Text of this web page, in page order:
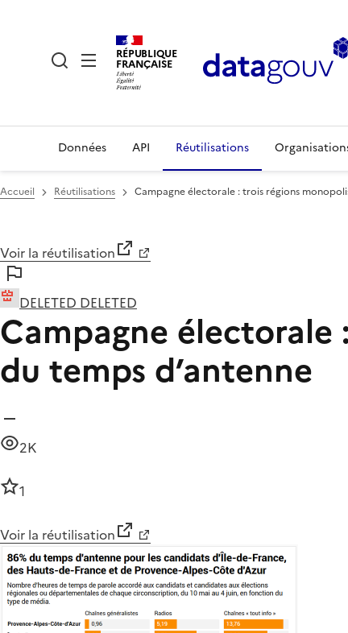
RÉPUBLIQUE
FRANÇAISE
Données API Réutilisations
Accueil Réutilisations Campagne électorale : trois régions
Voir la réutilisation
DELETED DELETED
Campagne électorale
du temps d’antenne
2K
1
Voir la réutilisation